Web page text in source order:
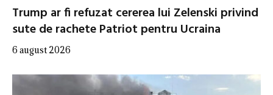
Trump ar fi refuzat cererea lui Zelenski privind
sute de rachete Patriot pentru Ucraina
6 august 2026